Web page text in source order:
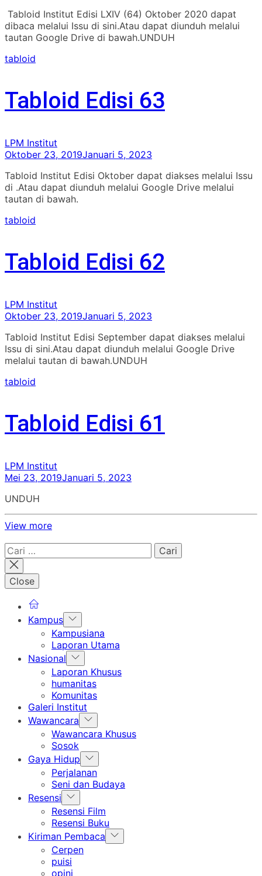
Tabloid Institut Edisi LXIV (64) Oktober 2020 dapat
dibaca melalui Issu di sini.Atau dapat diunduh melalui
tautan Google Drive di bawah.UNDUH
tabloid
Tabloid Edisi 63
LPM Institut
Oktober 23, 2019Januari 5, 2023
Tabloid Institut Edisi Oktober dapat diakses melalui Issu
di .Atau dapat diunduh melalui Google Drive melalui
tautan di bawah.
tabloid
Tabloid Edisi 62
LPM Institut
Oktober 23, 2019Januari 5, 2023
Tabloid Institut Edisi September dapat diakses melalui
Issu di sini.Atau dapat diunduh melalui Google Drive
melalui tautan di bawah.UNDUH
tabloid
Tabloid Edisi 61
LPM Institut
Mei 23, 2019Januari 5, 2023
UNDUH
View more
Cari
untuk:
Close
Kampus Show
sub
menu
Kampusiana
Laporan Utama
Nasional Show
sub
menu
Laporan Khusus
humanitas
Komunitas
Galeri Institut
Wawancara Show
sub
Wawancara Khusus
Sosok
Gaya Hidup Show
sub
menu
Perjalanan
Seni dan Budaya
Resensi Show
sub
menu
Resensi Film
Resensi Buku
Kiriman Pembaca Show
sub
Cerpen
puisi
opini